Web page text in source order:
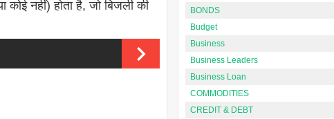
नहीं) होता है, जो बिजली की
BONDS
Budget
Business
Business Leaders
Business Loan
COMMODITIES
CREDIT & DEBT